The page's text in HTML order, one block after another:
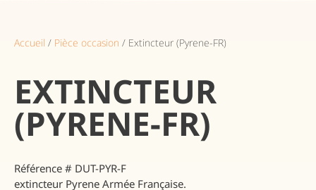
Accueil / Pièce occasion / Extincteur (Pyrene-FR)
EXTINCTEUR
(PYRENE-FR)
Référence # DUT-PYR-F
extincteur Pyrene Armée Française.